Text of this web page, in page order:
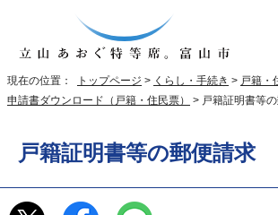
現在の位置： トップページ > くらし・手続き > 戸籍・
申請書ダウンロード（戸籍・住民票）
> 戸籍証明書等
戸籍証明書等の郵便請求